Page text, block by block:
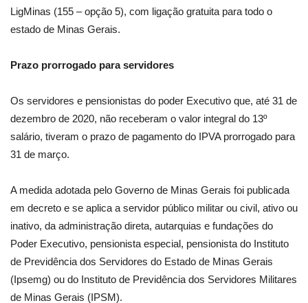
LigMinas (155 – opção 5), com ligação gratuita para todo o
estado de Minas Gerais.
Prazo prorrogado para servidores
Os servidores e pensionistas do poder Executivo que, até 31 de
dezembro de 2020, não receberam o valor integral do 13º
salário, tiveram o prazo de pagamento do IPVA prorrogado para
31 de março.
A medida adotada pelo Governo de Minas Gerais foi publicada
em decreto e se aplica a servidor público militar ou civil, ativo ou
inativo, da administração direta, autarquias e fundações do
Poder Executivo, pensionista especial, pensionista do Instituto
de Previdência dos Servidores do Estado de Minas Gerais
(Ipsemg) ou do Instituto de Previdência dos Servidores Militares
de Minas Gerais (IPSM).